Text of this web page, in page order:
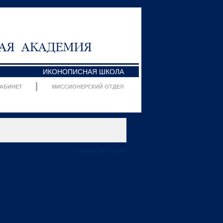
ИКОНОПИСНАЯ ШКОЛА
МИССИОНЕРСКИЙ ОТДЕЛ